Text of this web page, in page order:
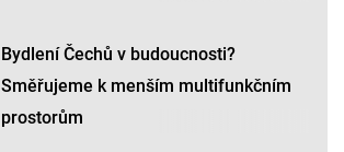
Bydlení Čechů v budoucnosti?
Směřujeme k menším multifunkčním
prostorům